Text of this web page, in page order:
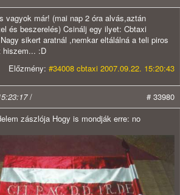
vagyok már! (mai nap 2 óra alvás,aztán
és beszerelés) Csinálj egy ilyet: Cbtaxi
sikert aratnál ,nemkar eltálálná a teli piros
hiszem... :D
Előzmény: #34008 cbtaxi 2007.09.22. 15:20:43
/
# 33980
zászlója Hogy is mondják erre: no